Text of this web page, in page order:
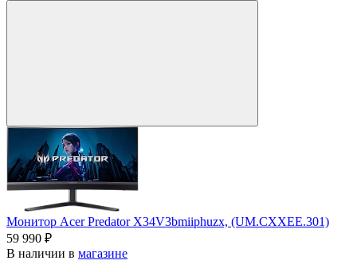
Монитор Acer Predator X34V3bmiiphuzx, (UM.CXXEE.301)
59 990 ₽
В наличии в магазине